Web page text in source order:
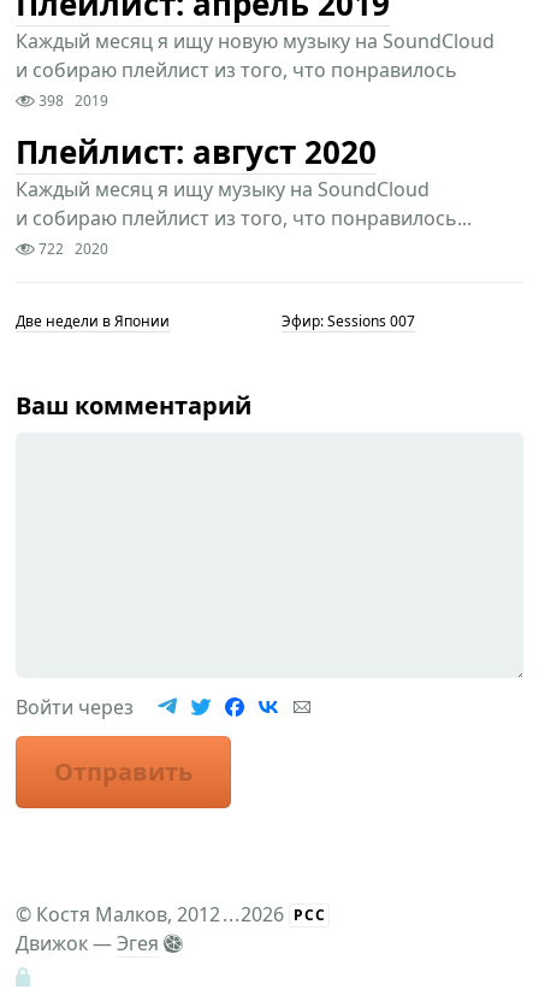
Каждый месяц я ищу новую музыку на SoundCloud
и собираю плейлист из того, что понравилось
398 2019
Плейлист: август 2020
Каждый месяц я ищу музыку на SoundCloud
и собираю плейлист из того, что понравилось...
722 2020
Две недели в Японии Эфир: Sessions 007
Ваш комментарий
Войти через
Отправить
© Костя Малков, 2012...2026 РСС
Движок —Эгея